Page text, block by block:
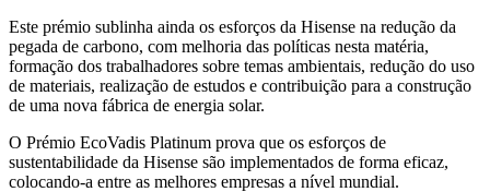
Este prémio sublinha ainda os esforços da Hisense na redução da
pegada de carbono, com melhoria das políticas nesta matéria,
formação dos trabalhadores sobre temas ambientais, redução do uso
de materiais, realização de estudos e contribuição para a construção
de uma nova fábrica de energia solar.
O Prémio EcoVadis Platinum prova que os esforços de
sustentabilidade da Hisense são implementados de forma eficaz,
colocando-a entre as melhores empresas a nível mundial.